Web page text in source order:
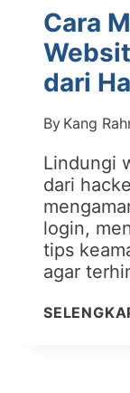
Cara
dari
By Kang
Lindungi
dari
login,
tips
agar